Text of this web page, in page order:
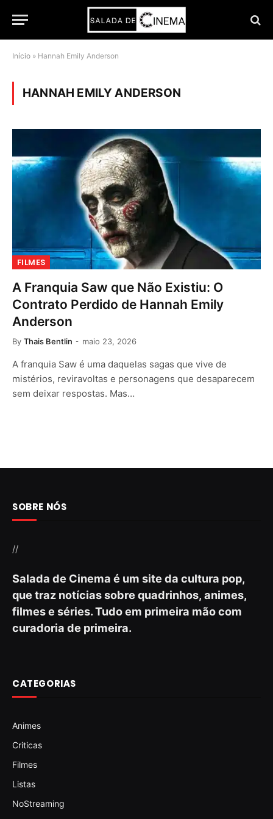
Início » Hannah Emily Anderson
HANNAH EMILY ANDERSON
FILMES
A Franquia Saw que Não Existiu: O
Contrato Perdido de Hannah Emily
Anderson
By Thais Bentlin maio 23, 2026
A franquia Saw é uma daquelas sagas que vive de
mistérios, reviravoltas e personagens que desaparecem
sem deixar respostas. Mas…
SOBRE NÓS
//
Salada de Cinema é um site da cultura pop,
que traz notícias sobre quadrinhos, animes,
filmes e séries. Tudo em primeira mão com
curadoria de primeira.
CATEGORIAS
Animes
Criticas
Filmes
Listas
NoStreaming